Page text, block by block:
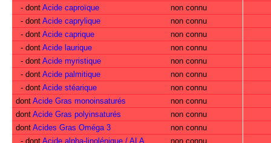
- dont Acide caproïque
non connu
- dont Acide caprylique
non connu
- dont Acide caprique
non connu
- dont Acide laurique
non connu
- dont Acide myristique
non connu
- dont Acide palmitique
non connu
- dont Acide stéarique
non connu
dont Acide Gras monoinsaturés
non connu
dont Acide Gras polyinsaturés
non connu
dont Acides Gras Oméga 3
non connu
- dont Acide alpha-linolénique / ALA non connu